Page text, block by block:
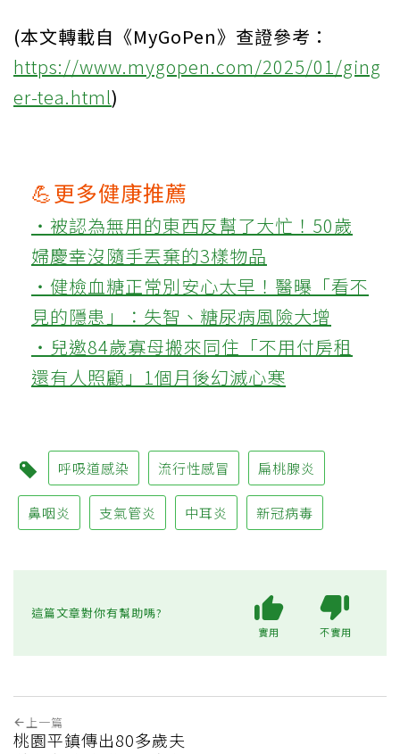
(本文轉載自《MyGoPen》查證參考：
https://www.mygopen.com/2025/01/ging
er-tea.html)
💪更多健康推薦
‧被認為無用的東西反幫了大忙！50歲
婦慶幸沒隨手丟棄的3樣物品
‧健檢血糖正常別安心太早！醫曝「看不
見的隱患」：失智、糖尿病風險大增
‧兒邀84歲寡母搬來同住「不用付房租
還有人照顧」1個月後幻滅心寒
呼吸道感染 流行性感冒 扁桃腺炎
鼻咽炎 支氣管炎 中耳炎 新冠病毒
這篇文章對你有幫助嗎?
實用 不實用
上一篇
桃園平鎮傳出80多歲夫